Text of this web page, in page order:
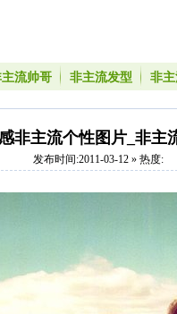
流帅哥 非主流发型 非
非主流个性图片_非主
发布时间:2011-03-12 » 热度: